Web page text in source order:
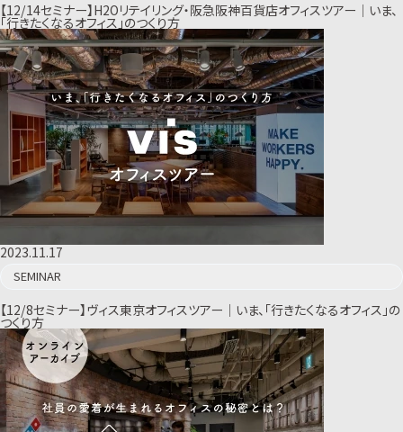
【12/14セミナー】H2Oリテイリング・阪急阪神百貨店オフィスツアー｜いま、
「行きたくなるオフィス」のつくり方
2023.11.17
SEMINAR
【12/8セミナー】ヴィス東京オフィスツアー｜いま、「行きたくなるオフィス」の
つくり方